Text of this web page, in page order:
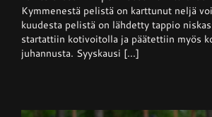
kevätkausi
Kymmenestä pelistä on karttunut neljä
kuudesta pelistä on lähdetty tappio
startattiin kotivoitolla ja päätettiin myös
juhannusta. Syyskausi [...]